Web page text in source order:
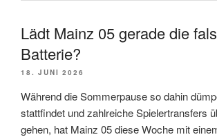
Lädt Mainz 05 gerade die
Batterie?
18. JUNI 2026
Während die Sommerpause so dahin
stattfindet und zahlreiche Spielertransfers
gehen, hat Mainz 05 diese Woche mit